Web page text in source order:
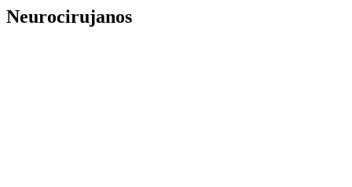
Neurocirujanos